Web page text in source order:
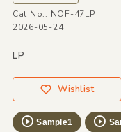
Cat No.: NOF-47LP
2026-05-24
LP
Wishlist
Sample1